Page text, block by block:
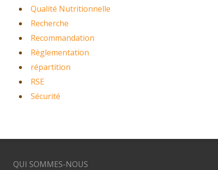
Qualité Nutritionnelle
Recherche
Recommandation
Règlementation
répartition
RSE
Sécurité
QUI SOMMES-NOUS